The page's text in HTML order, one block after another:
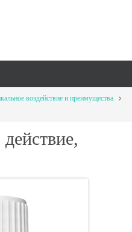
воздействие и преимущества